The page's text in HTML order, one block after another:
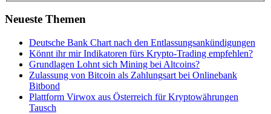
Neueste Themen
Deutsche Bank Chart nach den Entlassungsankündigungen
Könnt ihr mir Indikatoren fürs Krypto-Trading empfehlen?
Grundlagen Lohnt sich Mining bei Altcoins?
Zulassung von Bitcoin als Zahlungsart bei Onlinebank
Bitbond
Plattform Virwox aus Österreich für Kryptowährungen
Tausch